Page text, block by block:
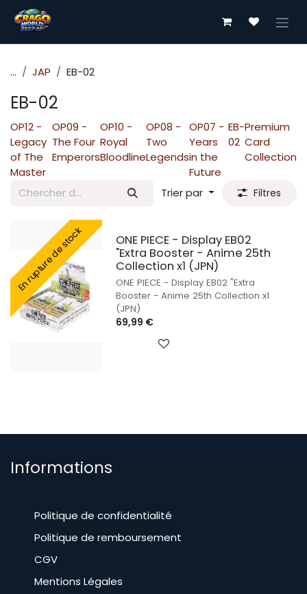
Se rendre au contenu
... JAP EB-02
EB-02
OP12 -
Legacy
of The
Master
OP09 -
The Four
Emperors
OP10 -
Royal
Bloodline
OP08 -
Two
Legends
OP07 -
Years
in the
Future
EB-
02
Premium
Card
Collection
Trier par Filtres
En rupture de stock
ONE PIECE - Display EB02
"Extra Booster - Anime 25th
Collection x1 (JPN)
ONE PIECE - Display EB02 "Extra
Booster - Anime 25th Collection x1
(JPN)
69,99 €
Informations
Politique de confidentialité
Politique de remboursement
CGV
​Mentions Légales